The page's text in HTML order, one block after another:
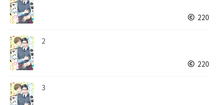
220
2
220
3